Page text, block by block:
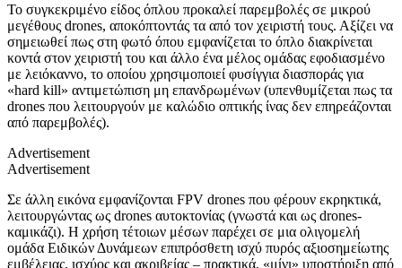
Το συγκεκριμένο είδος όπλου προκαλεί παρεμβολές σε μικρού
μεγέθους drones, αποκόπτοντάς τα από τον χειριστή τους. Αξίζει να
σημειωθεί πως στη φωτό όπου εμφανίζεται το όπλο διακρίνεται
κοντά στον χειριστή του και άλλο ένα μέλος ομάδας εφοδιασμένο
με λειόκαννο, το οποίου χρησιμοποιεί φυσίγγια διασποράς για
«hard kill» αντιμετώπιση μη επανδρωμένων (υπενθυμίζεται πως τα
drones που λειτουργούν με καλώδιο οπτικής ίνας δεν επηρεάζονται
από παρεμβολές).
Advertisement
Advertisement
Σε άλλη εικόνα εμφανίζονται FPV drones που φέρουν εκρηκτικά,
λειτουργώντας ως drones αυτοκτονίας (γνωστά και ως drones-
καμικάζι). Η χρήση τέτοιων μέσων παρέχει σε μια ολιγομελή
ομάδα Ειδικών Δυνάμεων επιπρόσθετη ισχύ πυρός αξιοσημείωτης
εμβέλειας, ισχύος και ακριβείας – πρακτικά, «μίνι» υποστήριξη από